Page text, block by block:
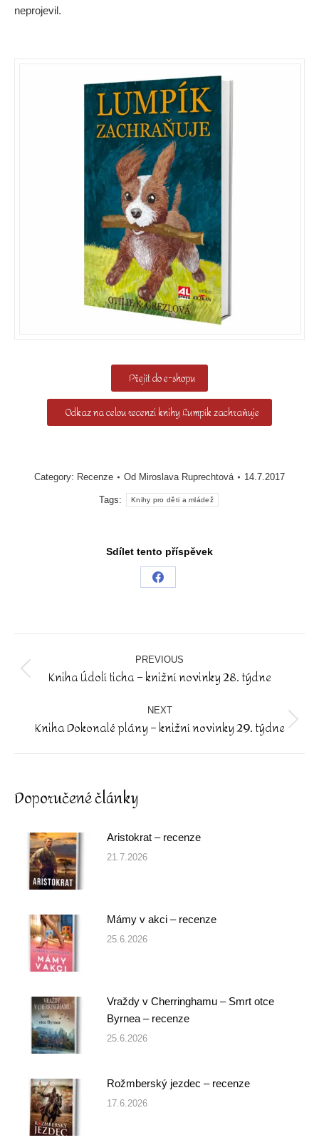
neprojevil.
Přejít do e-shopu
Odkaz na celou recenzi knihy Lumpík zachraňuje
Category: Recenze Od Miroslava Ruprechtová 14.7.2017
Tags: Knihy pro děti a mládež
Sdílet tento příspěvek
Share
Post
navigation PREVIOUS
Previous
Kniha Údolí ticha – knižní novinky 28. týdne
NEXT
Next
Kniha Dokonalé plány – knižní novinky 29. týdne
Doporučené články
Aristokrat – recenze
21.7.2026
Mámy v akci – recenze
25.6.2026
Vraždy v Cherringhamu – Smrt otce
Byrnea – recenze
25.6.2026
Rožmberský jezdec – recenze
17.6.2026